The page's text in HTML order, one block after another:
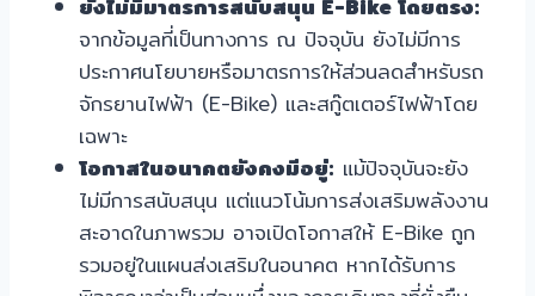
ยังไม่มีมาตรการสนับสนุน E-Bike โดยตรง:
จากข้อมูลที่เป็นทางการ ณ ปัจจุบัน ยังไม่มีการ
ประกาศนโยบายหรือมาตรการให้ส่วนลดสำหรับรถ
จักรยานไฟฟ้า (E-Bike) และสกู๊ตเตอร์ไฟฟ้าโดย
เฉพาะ
โอกาสในอนาคตยังคงมีอยู่: แม้ปัจจุบันจะยัง
ไม่มีการสนับสนุน แต่แนวโน้มการส่งเสริมพลังงาน
สะอาดในภาพรวม อาจเปิดโอกาสให้ E-Bike ถูก
รวมอยู่ในแผนส่งเสริมในอนาคต หากได้รับการ